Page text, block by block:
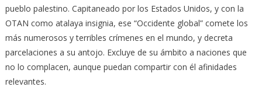
pueblo palestino. Capitaneado por los Estados Unidos, y con la
OTAN como atalaya insignia, ese “Occidente global” comete los
más numerosos y terribles crímenes en el mundo, y decreta
parcelaciones a su antojo. Excluye de su ámbito a naciones que
no lo complacen, aunque puedan compartir con él afinidades
relevantes.